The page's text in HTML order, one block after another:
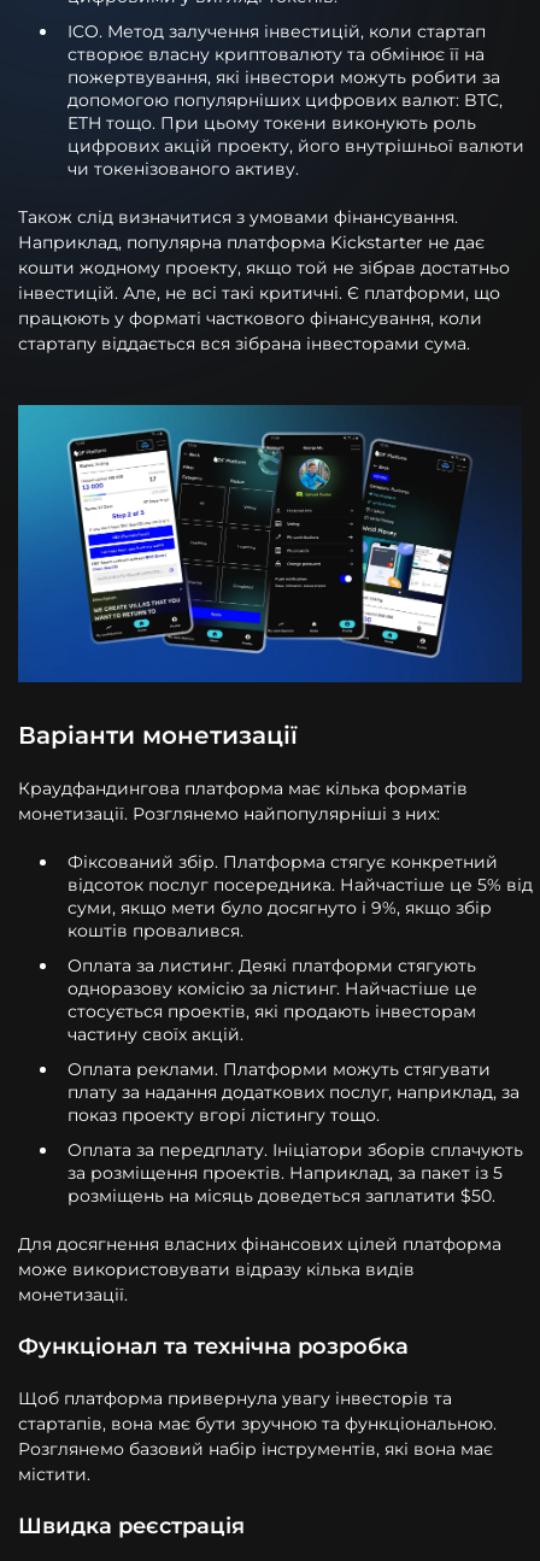
ICO. Метод залучення інвестицій, коли стартап
створює власну криптовалюту та обмінює її на
пожертвування, які інвестори можуть робити за
допомогою популярніших цифрових валют: BTC,
ETH тощо. При цьому токени виконують роль
цифрових акцій проекту, його внутрішньої валюти
чи токенізованого активу.
Також слід визначитися з умовами фінансування.
Наприклад, популярна платформа Kickstarter не дає
кошти жодному проекту, якщо той не зібрав достатньо
інвестицій. Але, не всі такі критичні. Є платформи, що
працюють у форматі часткового фінансування, коли
стартапу віддається вся зібрана інвесторами сума.
Варіанти монетизації
Краудфандингова платформа має кілька форматів
монетизації. Розглянемо найпопулярніші з них:
Фіксований збір. Платформа стягує конкретний
відсоток послуг посередника. Найчастіше це 5% від
суми, якщо мети було досягнуто і 9%, якщо збір
коштів провалився.
Оплата за листинг. Деякі платформи стягують
одноразову комісію за лістинг. Найчастіше це
стосується проектів, які продають інвесторам
частину своїх акцій.
Оплата реклами. Платформи можуть стягувати
плату за надання додаткових послуг, наприклад, за
показ проекту вгорі лістингу тощо.
Оплата за передплату. Ініціатори зборів сплачують
за розміщення проектів. Наприклад, за пакет із 5
розміщень на місяць доведеться заплатити $50.
Для досягнення власних фінансових цілей платформа
може використовувати відразу кілька видів
монетизації.
Функціонал та технічна розробка
Щоб платформа привернула увагу інвесторів та
стартапів, вона має бути зручною та функціональною.
Розглянемо базовий набір інструментів, які вона має
містити.
Швидка реєстрація